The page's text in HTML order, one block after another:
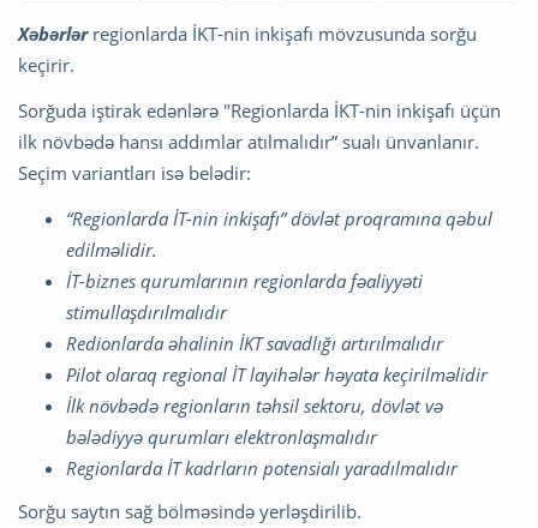
Xəbərlərregionlarda İKT-nin inkişafı mövzusunda sorğu
keçirir.
Sorğuda iştirak edənlərə "Regionlarda İKT-nin inkişafı üçün
ilk növbədə hansı addımlar atılmalıdır” sualı ünvanlanır.
Seçim variantları isə belədir:
“Regionlarda İT-nin inkişafı” dövlət proqramına qəbul
edilməlidir.
İT-biznes qurumlarının regionlarda fəaliyyəti
stimullaşdırılmalıdır
Redionlarda əhalinin İKT savadlığı artırılmalıdır
Pilot olaraq regional İT layihələr həyata keçirilməlidir
İlk növbədə regionların təhsil sektoru, dövlət və
bələdiyyə qurumları elektronlaşmalıdır
Regionlarda İT kadrların potensialı yaradılmalıdır
Sorğu saytın sağ bölməsində yerləşdirilib.